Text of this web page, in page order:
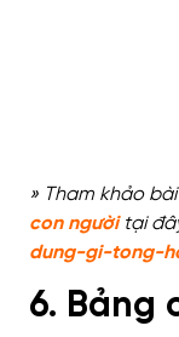
» Tham khảo
con người tại
dung-gi-tong-
6. Bảng